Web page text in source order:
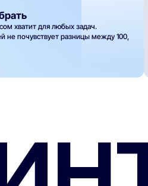
хватит для любых задач.
не почувствует разницы между 100,